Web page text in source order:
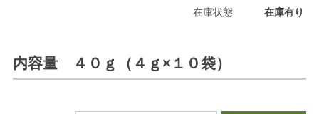
在庫状態 在庫有り
内容量 ４０ｇ（４ｇ×１０袋）